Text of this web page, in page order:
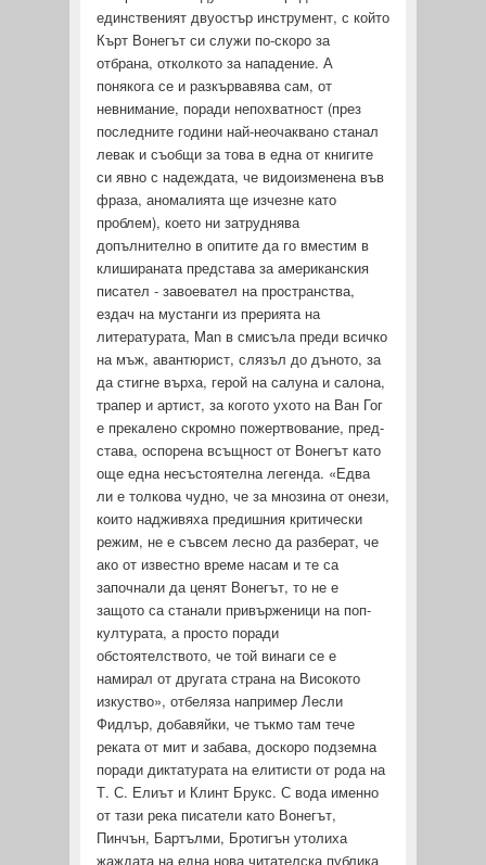
единственият двуостър инстру­мент, с който
Кърт Вонегът си служи по-скоро за
отбрана, отколкото за нападение. А
понякога се и разкървавява сам, от
невнимание, поради непохватност (през
последните години най-неочаквано станал
левак и съобщи за това в една от кни­гите
си явно с надеждата, че видоизменена във
фраза, анома­лията ще изчезне като
проблем), което ни затруднява
допълнително в опитите да го вместим в
клишираната представа за американския
писател - завоевател на пространства,
ездач на мустанги из прерията на
литературата, Man в смисъла преди всичко
на мъж, авантюрист, слязъл до дъното, за
да стигне върха, герой на салуна и салона,
трапер и артист, за когото ухото на Ван Гог
е прекалено скромно пожертвование, пред­
става, оспорена всъщност от Вонегът като
още една несъстоя­телна легенда. «Едва
ли е толкова чудно, че за мнозина от онези,
които надживяха предишния критически
режим, не е съвсем лесно да разберат, че
ако от известно време насам и те­ са
започнали да ценят Вонегът, то не е
защото са станали привърженици на поп-
културата, а просто поради
обстоятелството, че той винаги се е
намирал от другата страна на Висо­кото
изкуство», отбеляза например Лесли
Фидлър, добавяйки, че тъкмо там тече
реката от мит и забава, доскоро подземна
поради диктатурата на елитисти от рода на
Т. С. Елиът и Клинт Брукс. С вода именно
от тази река писатели като Во­негът,
Пинчън, Бартълми, Бротигън утолиха
жаждата на една нова читателска публика